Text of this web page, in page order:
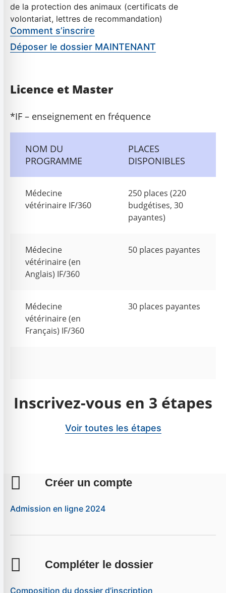
de la protection des animaux (certificats de
volontariat, lettres de recommandation)
Comment s’inscrire
Déposer le dossier MAINTENANT
Licence et Master
*IF – enseignement en fréquence
NOM DU
PROGRAMME
PLACES
DISPONIBLES
Médecine
vétérinaire IF/360
250 places (220
budgétises, 30
payantes)
Médecine
vétérinaire (en
Anglais) IF/360
50 places payantes
Médecine
vétérinaire (en
Français) IF/360
30 places payantes
Inscrivez-vous en 3 étapes
Voir toutes les étapes
Créer un compte
Admission en ligne 2024
Compléter le dossier
Composition du dossier d’inscription